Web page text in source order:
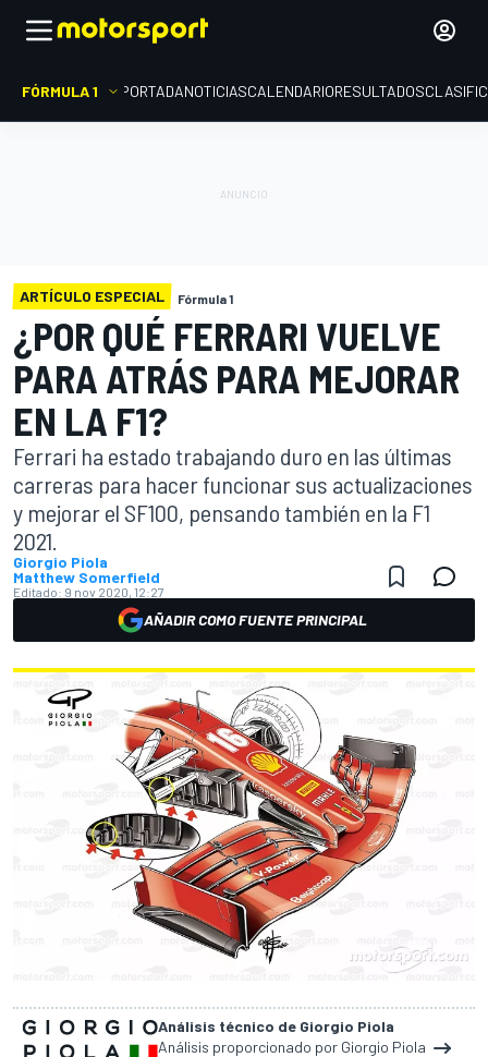
FÓRMULA 1 PORTADANOTICIASCALENDARIORESULTADOS
ARTÍCULO ESPECIAL Fórmula 1
¿POR QUÉ FERRARI VUELVE
PARA ATRÁS PARA MEJORAR
EN LA F1?
Ferrari ha estado trabajando duro en las últimas
carreras para hacer funcionar sus actualizaciones
y mejorar el SF100, pensando también en la F1
2021.
Giorgio Piola
Matthew Somerfield
Editado: 9 nov 2020, 12:27
AÑADIR COMO FUENTE PRINCIPAL
Análisis técnico de Giorgio Piola
Análisis proporcionado por Giorgio Piola